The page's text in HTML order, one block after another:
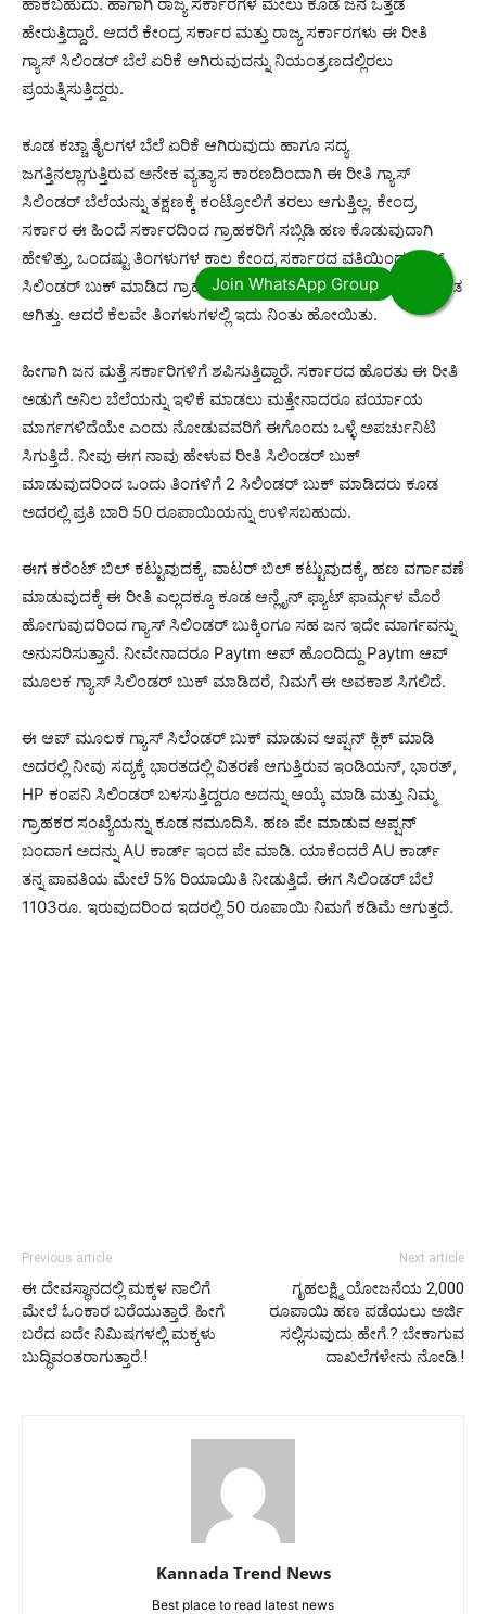
ಹೇರುತ್ತಿದ್ದಾರೆ. ಆದರೆ ಕೇಂದ್ರ ಸರ್ಕಾರ ಮತ್ತು ರಾಜ್ಯ ಸರ್ಕಾರಗಳು ಈ ರೀತಿ
ಗ್ಯಾಸ್ ಸಿಲಿಂಡರ್ ಬೆಲೆ ಏರಿಕೆ ಆಗಿರುವುದನ್ನು ನಿಯಂತ್ರಣದಲ್ಲಿರಲು
ಪ್ರಯತ್ನಿಸುತ್ತಿದ್ದರು.
ಕೂಡ ಕಚ್ಚಾ ತೈಲಗಳ ಬೆಲೆ ಏರಿಕೆ ಆಗಿರುವುದು ಹಾಗೂ ಸದ್ಯ
ಜಗತ್ತಿನಲ್ಲಾಗುತ್ತಿರುವ ಅನೇಕ ವ್ಯತ್ಯಾಸ ಕಾರಣದಿಂದಾಗಿ ಈ ರೀತಿ ಗ್ಯಾಸ್
ಸಿಲಿಂಡರ್ ಬೆಲೆಯನ್ನು ತಕ್ಷಣಕ್ಕೆ ಕಂಟ್ರೋಲಿಗೆ ತರಲು ಆಗುತ್ತಿಲ್ಲ. ಕೇಂದ್ರ
ಸರ್ಕಾರ ಈ ಹಿಂದೆ ಸರ್ಕಾರದಿಂದ ಗ್ರಾಹಕರಿಗೆ ಸಬ್ಸಿಡಿ ಹಣ ಕೊಡುವುದಾಗಿ
ಹೇಳಿತ್ತು, ಒಂದಷ್ಟು ತಿಂಗಳುಗಳ ಕಾಲ ಕೇಂದ್ರ ಸರ್ಕಾರದ ವತಿಯಿಂದ ಗ್ಯಾಸ್
ಸಿಲಿಂಡರ್ ಬುಕ್ ಮಾಡಿದ ಗ್ರಾಹಕರ ಖಾತೆಗಳಿಗೆ ಸಬ್ಸಿಡಿ ಹಣ ವರ್ಗಾವಣೆ ಕೂಡ
ಆಗಿತ್ತು. ಆದರೆ ಕೆಲವೇ ತಿಂಗಳುಗಳಲ್ಲಿ ಇದು ನಿಂತು ಹೋಯಿತು.
ಹೀಗಾಗಿ ಜನ ಮತ್ತೆ ಸರ್ಕಾರಿಗಳಿಗೆ ಶಪಿಸುತ್ತಿದ್ದಾರೆ. ಸರ್ಕಾರದ ಹೊರತು ಈ ರೀತಿ
ಅಡುಗೆ ಅನಿಲ ಬೆಲೆಯನ್ನು ಇಳಿಕೆ ಮಾಡಲು ಮತ್ತೇನಾದರೂ ಪರ್ಯಾಯ
ಮಾರ್ಗಗಳಿದೆಯೇ ಎಂದು ನೋಡುವವರಿಗೆ ಈಗೊಂದು ಒಳ್ಳೆ ಅಪರ್ಚುನಿಟಿ
ಸಿಗುತ್ತಿದೆ. ನೀವು ಈಗ ನಾವು ಹೇಳುವ ರೀತಿ ಸಿಲಿಂಡರ್ ಬುಕ್
ಮಾಡುವುದರಿಂದ ಒಂದು ತಿಂಗಳಿಗೆ 2 ಸಿಲಿಂಡರ್ ಬುಕ್ ಮಾಡಿದರು ಕೂಡ
ಅದರಲ್ಲಿ ಪ್ರತಿ ಬಾರಿ 50 ರೂಪಾಯಿಯನ್ನು ಉಳಿಸಬಹುದು.
ಈಗ ಕರೆಂಟ್ ಬಿಲ್ ಕಟ್ಟುವುದಕ್ಕೆ, ವಾಟರ್ ಬಿಲ್ ಕಟ್ಟುವುದಕ್ಕೆ, ಹಣ ವರ್ಗಾವಣೆ
ಮಾಡುವುದಕ್ಕೆ ಈ ರೀತಿ ಎಲ್ಲದಕ್ಕೂ ಕೂಡ ಆನ್ಲೈನ್ ಫ್ಯಾಟ್ ಫಾರ್ಮ್ಗಳ ಮೊರೆ
ಹೋಗುವುದರಿಂದ ಗ್ಯಾಸ್ ಸಿಲಿಂಡರ್ ಬುಕ್ಕಿಂಗೂ ಸಹ ಜನ ಇದೇ ಮಾರ್ಗವನ್ನು
ಅನುಸರಿಸುತ್ತಾನೆ. ನೀವೇನಾದರೂ Paytm ಆಪ್ ಹೊಂದಿದ್ದು Paytm ಆಪ್
ಮೂಲಕ ಗ್ಯಾಸ್ ಸಿಲಿಂಡರ್ ಬುಕ್ ಮಾಡಿದರೆ, ನಿಮಗೆ ಈ ಅವಕಾಶ ಸಿಗಲಿದೆ.
ಈ ಆಪ್ ಮೂಲಕ ಗ್ಯಾಸ್ ಸಿಲೆಂಡರ್ ಬುಕ್ ಮಾಡುವ ಆಪ್ಷನ್ ಕ್ಲಿಕ್ ಮಾಡಿ
ಅದರಲ್ಲಿ ನೀವು ಸದ್ಯಕ್ಕೆ ಭಾರತದಲ್ಲಿ ವಿತರಣೆ ಆಗುತ್ತಿರುವ ಇಂಡಿಯನ್, ಭಾರತ್,
HP ಕಂಪನಿ ಸಿಲಿಂಡರ್ ಬಳಸುತ್ತಿದ್ದರೂ ಅದನ್ನು ಆಯ್ಕೆ ಮಾಡಿ ಮತ್ತು ನಿಮ್ಮ
ಗ್ರಾಹಕರ ಸಂಖ್ಯೆಯನ್ನು ಕೂಡ ನಮೂದಿಸಿ. ಹಣ ಪೇ ಮಾಡುವ ಆಪ್ಷನ್
ಬಂದಾಗ ಅದನ್ನು AU ಕಾರ್ಡ್ ಇಂದ ಪೇ ಮಾಡಿ. ಯಾಕೆಂದರೆ AU ಕಾರ್ಡ್
ತನ್ನ ಪಾವತಿಯ ಮೇಲೆ 5% ರಿಯಾಯಿತಿ ನೀಡುತ್ತಿದೆ. ಈಗ ಸಿಲಿಂಡರ್ ಬೆಲೆ
1103ರೂ. ಇರುವುದರಿಂದ ಇದರಲ್ಲಿ 50 ರೂಪಾಯಿ ನಿಮಗೆ ಕಡಿಮೆ ಆಗುತ್ತದೆ.
Previous article
ಈ ದೇವಸ್ಥಾನದಲ್ಲಿ ಮಕ್ಕಳ ನಾಲಿಗೆ
ಮೇಲೆ ಓಂಕಾರ ಬರೆಯುತ್ತಾರೆ. ಹೀಗೆ
ಬರೆದ ಐದೇ ನಿಮಿಷಗಳಲ್ಲಿ ಮಕ್ಕಳು
ಬುದ್ಧಿವಂತರಾಗುತ್ತಾರೆ.!
Next article
ಗೃಹಲಕ್ಷ್ಮಿ ಯೋಜನೆಯ 2,000
ರೂಪಾಯಿ ಹಣ ಪಡೆಯಲು ಅರ್ಜಿ
ಸಲ್ಲಿಸುವುದು ಹೇಗೆ.? ಬೇಕಾಗುವ
ದಾಖಲೆಗಳೇನು ನೋಡಿ.!
Kannada Trend News
Best place to read latest news